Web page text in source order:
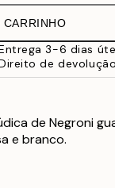
CARRINHO
3-6 dias
de
de Negroni
e branco.